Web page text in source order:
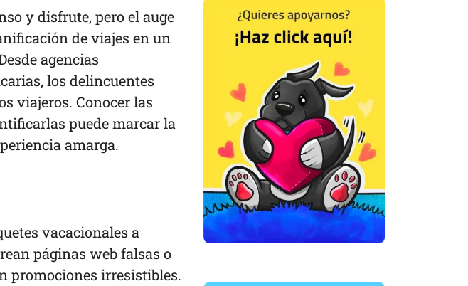
y disfrute, pero el auge
de viajes en un
agencias
los delincuentes
viajeros. Conocer las
puede marcar la
amarga.
vacacionales a
páginas web falsas o
promociones irresistibles.